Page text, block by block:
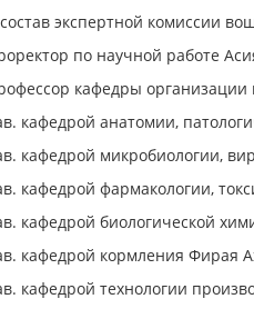
экспертной комиссии
по научной работе
кафедры
кафедрой анатомии,
кафедрой микробиологии,
кафедрой фармакологии,
кафедрой биологической
кафедрой кормления Фирая
кафедрой технологии